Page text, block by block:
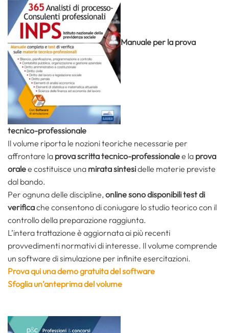
Manuale per la prova
tecnico-professionale
Il volume riporta le nozioni teoriche necessarie per
affrontare la prova scritta tecnico-professionalee la prova
oralee costituisce una mirata sintesidelle materie previste
dal bando.
Per ognuna delle discipline,online sono disponibilitest di
verificache consentono di coniugare lo studio teorico con il
controllo della preparazione raggiunta.
L’intera trattazione è aggiornata ai più recenti
provvedimenti normativi di interesse. Il volume comprende
un software di simulazione per infinite esercitazioni.
Prova qui una demo gratuita del software
Sfoglia un’anteprima del volume